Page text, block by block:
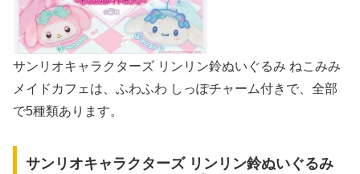
サンリオキャラクターズ リンリン鈴ぬいぐるみ ねこみみ
メイドカフェは、ふわふわ しっぽチャーム付きで、全部
で5種類あります。
サンリオキャラクターズ リンリン鈴ぬいぐるみ